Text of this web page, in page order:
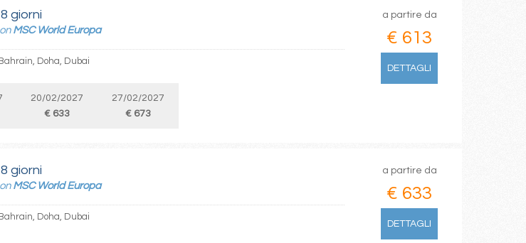
8 giorni
MSC World Europa
Doha, Dubai
20/02/2027
€ 633
27/02/2027
€ 673
a partire da
€ 613
DETTAGLI
8 giorni
MSC World Europa
Doha, Dubai
a partire da
€ 633
DETTAGLI